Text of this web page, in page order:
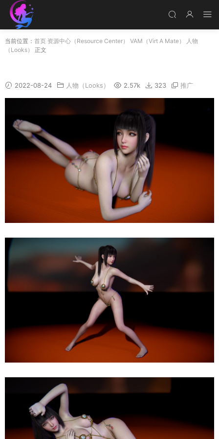
当前位置： 首页 资源中心（Resource Center） VAM（Virt A Mate）
人物
（Looks）
正文
2022-08-24 人物（Looks） 2.57k 323 推广